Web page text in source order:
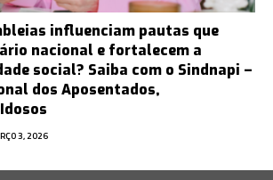
influenciam pautas que
nacional e fortalecem a
social? Saiba com o Sindnapi –
dos Aposentados,
3, 2026